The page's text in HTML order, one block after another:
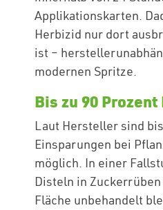
Applikationskarten.
Herbizid nur dort
ist –
modernen Spritze.
Bis zu 90
Laut Hersteller sind
Einsparungen bei
möglich. In einer
Disteln in
Fläche unbehandelt